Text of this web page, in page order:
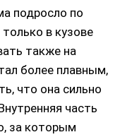
подросло по
в кузове
также на
более плавным,
что она сильно
часть
за которым